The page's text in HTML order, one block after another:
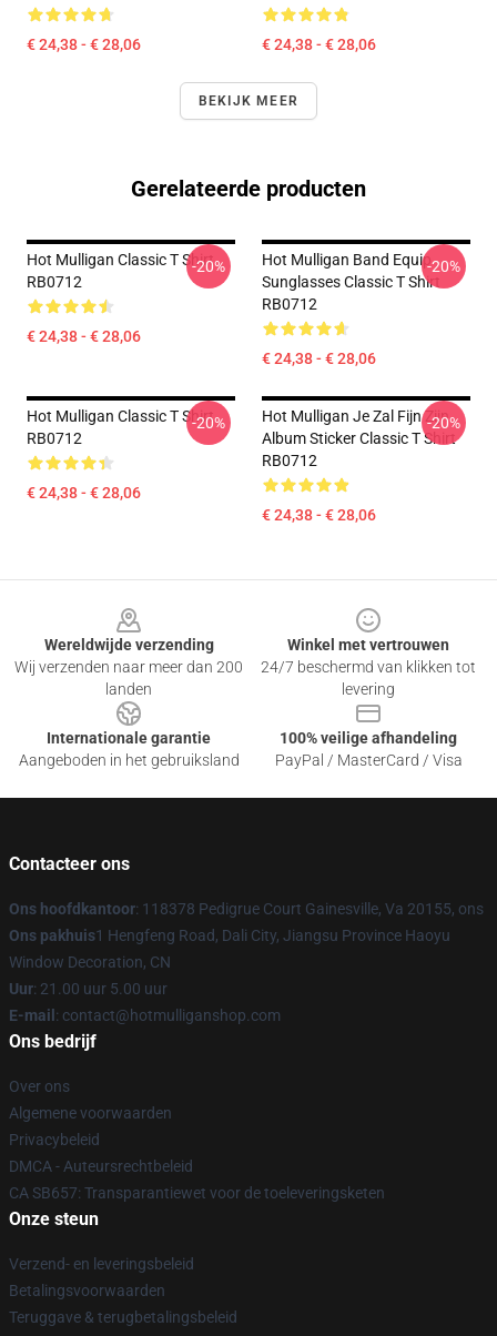
€ 24,38 - € 28,06 € 24,38 - € 28,06
BEKIJK MEER
Gerelateerde producten
Hot Mulligan Classic T Shirt
RB0712
€ 24,38 - € 28,06
-20%
Hot Mulligan Band Equip
Sunglasses Classic T Shirt
RB0712
€ 24,38 - € 28,06
-20%
Hot Mulligan Classic T Shirt
RB0712
€ 24,38 - € 28,06
-20%
Hot Mulligan Je Zal Fijn Zijn
Album Sticker Classic T Shirt
RB0712
€ 24,38 - € 28,06
-20%
Wereldwijde verzending
Wij verzenden naar meer dan 200
landen
Winkel met vertrouwen
24/7 beschermd van klikken tot
levering
Internationale garantie
Aangeboden in het gebruiksland
100% veilige afhandeling
PayPal / MasterCard / Visa
Contacteer ons
Ons hoofdkantoor: 118378 Pedigrue Court Gainesville, Va 20155, ons
Ons pakhuis1 Hengfeng Road, Dali City, Jiangsu Province Haoyu
Window Decoration, CN
Uur: 21.00 uur 5.00 uur
E-mail : contact@hotmulliganshop.com
Ons bedrijf
Over ons
Algemene voorwaarden
Privacybeleid
DMCA - Auteursrechtbeleid
CA SB657: Transparantiewet voor de toeleveringsketen
Onze steun
Verzend- en leveringsbeleid
Betalingsvoorwaarden
Teruggave & terugbetalingsbeleid